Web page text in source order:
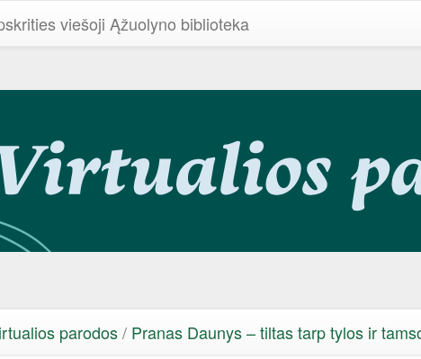
viešoji Ąžuolyno biblioteka
parodos/ Pranas Daunys – tiltas tarp tylos ir